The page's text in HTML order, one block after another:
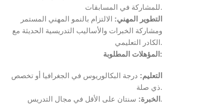
للمشاركة في المسابقات.
التطوير المهني: الالتزام بالنمو المهني المستمر
ومشاركة الخبرات والأساليب التدريسية الحديثة مع
الكادر التعليمي.
المؤهلات المطلوبة:
التعليم: درجة البكالوريوس في الجغرافيا أو تخصص
ذي صلة.
الخبرة: سنتان على الأقل في مجال التدريس.